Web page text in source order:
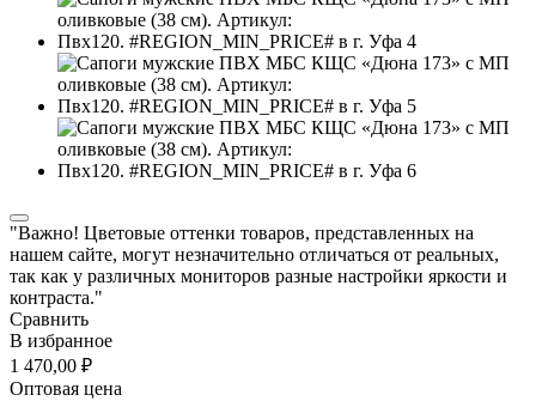
"Важно! Цветовые оттенки товаров, представленных на
нашем сайте, могут незначительно отличаться от реальных,
так как у различных мониторов разные настройки яркости и
контраста."
Сравнить
В избранное
1 470,00 ₽
Оптовая цена